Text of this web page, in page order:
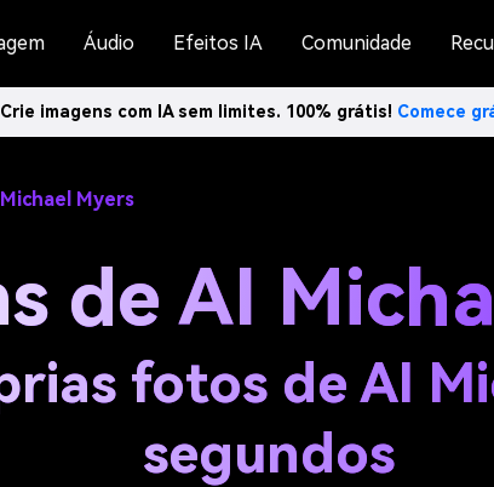
Áudio Efeitos IA Comunidade
Crie imagens com IA sem limites. 100% grátis! Comece
Myers
de AI
fotos de AI
segundos